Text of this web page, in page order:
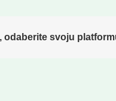
odaberite svoju